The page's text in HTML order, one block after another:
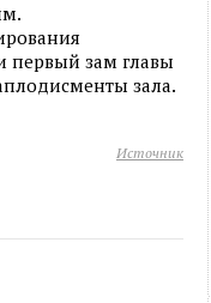
первый зам главы
зала.
Источник